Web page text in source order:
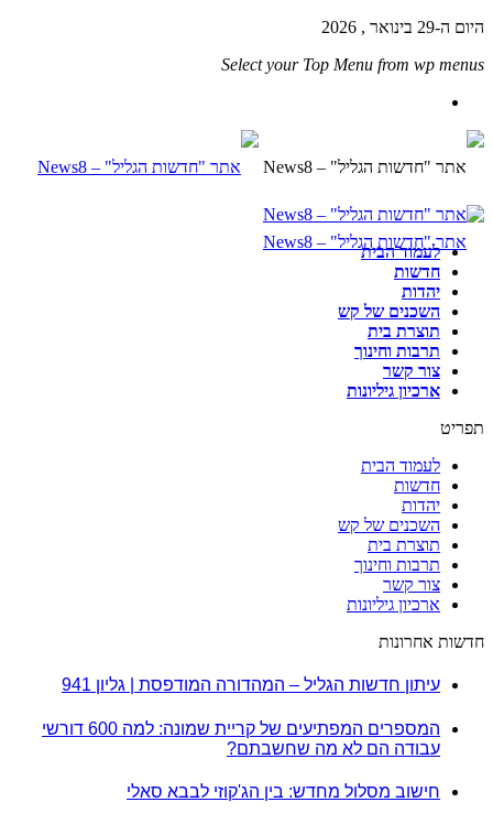
היום ה-29 בינואר , 2026
Select your Top Menu from wp menus
לעמוד הבית
חדשות
יהדות
השכנים של קש
תוצרת בית
תרבות וחינוך
צור קשר
ארכיון גיליונות
תפריט
לעמוד הבית
חדשות
יהדות
השכנים של קש
תוצרת בית
תרבות וחינוך
צור קשר
ארכיון גיליונות
חדשות אחרונות
עיתון חדשות הגליל – המהדורה המודפסת | גליון 941
המספרים המפתיעים של קריית שמונה: למה 600 דורשי
עבודה הם לא מה שחשבתם?
חישוב מסלול מחדש: בין הג'קוזי לבבא סאלי